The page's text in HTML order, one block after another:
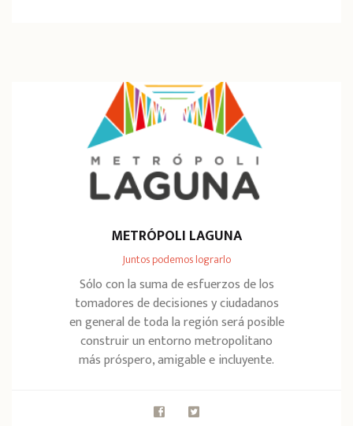
METRÓPOLI LAGUNA
Juntos podemos lograrlo
Sólo con la suma de esfuerzos de los
tomadores de decisiones y ciudadanos
en general de toda la región será posible
construir un entorno metropolitano
más próspero, amigable e incluyente.